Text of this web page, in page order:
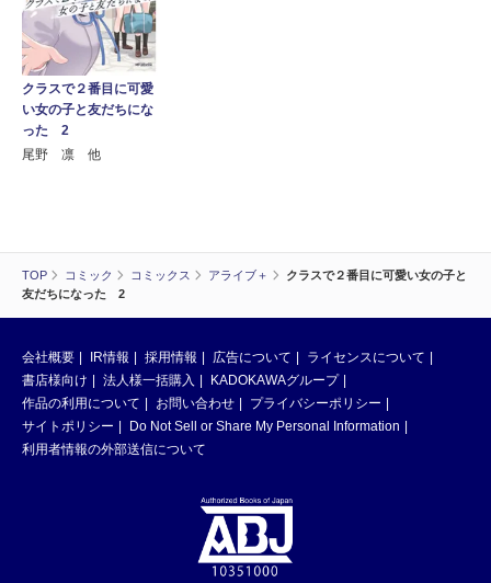
TOP コミック コミックス アライブ＋
クラスで２番目に可愛い女の子と
友だちになった 2
クラスで２番目に可愛
い女の子と友だちにな
った 2
尾野 凛 他
会社概要 IR情報 採用情報 広告について
ライセンスについて
書店様向け
法人様一括購入
KADOKAWAグループ
作品の利用について
お問い合わせ
プライバシーポリシー
サイトポリシー
Do Not Sell or Share My Personal Information
利用者情報の外部送信について